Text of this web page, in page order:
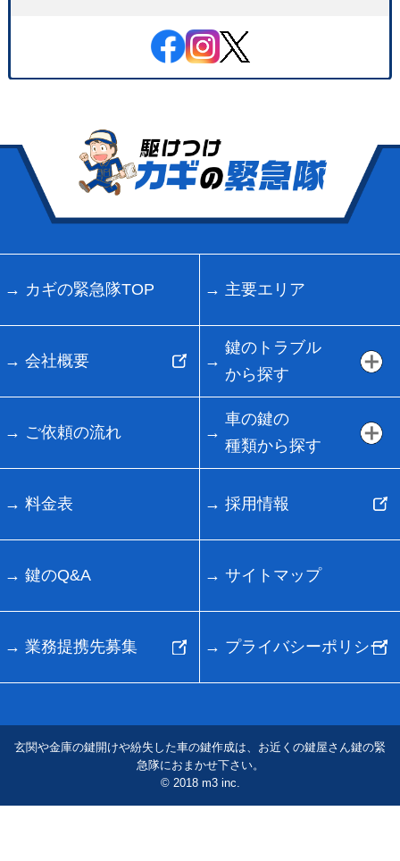
カギの緊急隊TOP 主要エリア
会社概要
鍵のトラブル
から探す
ご依頼の流れ
車の鍵の
種類から探す
料金表 採用情報
鍵のQ&A サイトマップ
業務提携先募集 プライバシーポリシー
玄関や金庫の鍵開けや紛失した車の鍵作成は、お近くの鍵屋さん鍵の緊
急隊におまかせ下さい。
© 2018 m3 inc.